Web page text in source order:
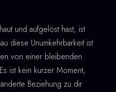
und aufgelöst hast, ist
diese Unumkehrbarkeit ist
von einer bleibenden
ist kein kurzer Moment,
Beziehung zu dir